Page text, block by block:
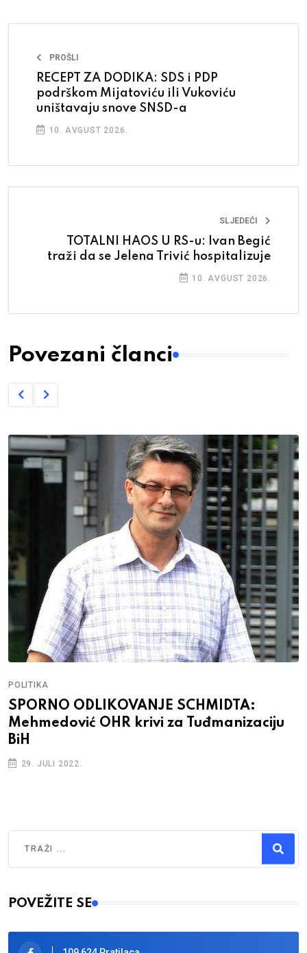
PROŠLI
RECEPT ZA DODIKA: SDS i PDP
podrškom Mijatoviću ili Vukoviću
uništavaju snove SNSD-a
10. AVGUST 2026.
SLJEDEĆI
TOTALNI HAOS U RS-u: Ivan Begić
traži da se Jelena Trivić hospitalizuje
10. AVGUST 2026.
Povezani članci
POLITIKA
SPORNO ODLIKOVANJE SCHMIDTA:
Mehmedović OHR krivi za Tuđmanizaciju
BiH
29. JULI 2022.
Type 2 or more characters for results.
POVEŽITE SE